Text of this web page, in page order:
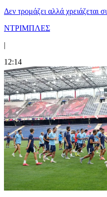
Δεν τρομάζει αλλά χρειάζεται
ΝΤΡΙΜΠΛΕΣ
|
12:14